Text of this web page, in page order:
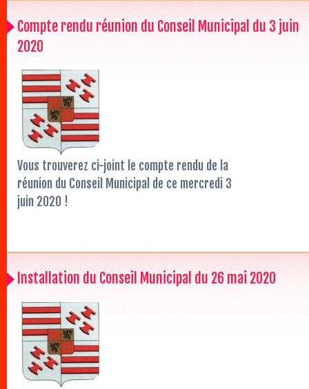
Compte rendu réunion du Conseil Municipal du 3 juin
2020
Vous trouverez ci-joint le compte rendu de la
réunion du Conseil Municipal de ce mercredi 3
juin 2020 !
Installation du Conseil Municipal du 26 mai 2020